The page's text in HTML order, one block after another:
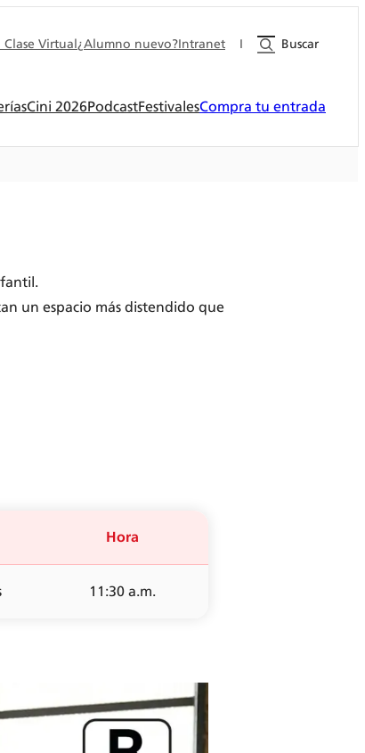
Clase Virtual¿Alumno nuevo?Intranet I Buscar
Cini 2026PodcastFestivalesCompra tu entrada
un espacio más distendido que
Hora
11:30 a.m.